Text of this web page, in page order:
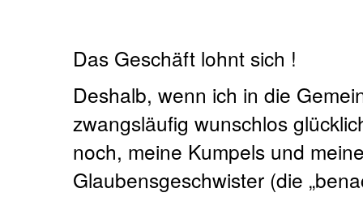
Das Geschäft lohnt sich !
Deshalb, wenn ich in die
zwangsläufig wunschlos
noch, meine Kumpels und
Glaubensgeschwister (die